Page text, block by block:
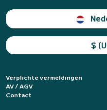
$
Verplichte vermeldingen
AV / AGV
Contact